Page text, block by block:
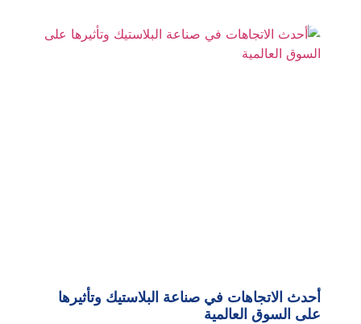
أحدث الاتجاهات في صناعة البلاستيك وتأثيرها
على السوق العالمية